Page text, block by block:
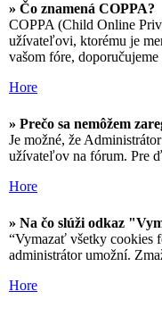
» Čo znamená COPPA?
COPPA (Child Online
užívateľovi, ktorému je
vašom fóre,
Hore
» Prečo sa nemôžem
Je možné, že
užívateľov na fórum. Pre
Hore
» Na čo slúži odkaz
“Vymazať všetky cookies
administrátor umožní.
Hore